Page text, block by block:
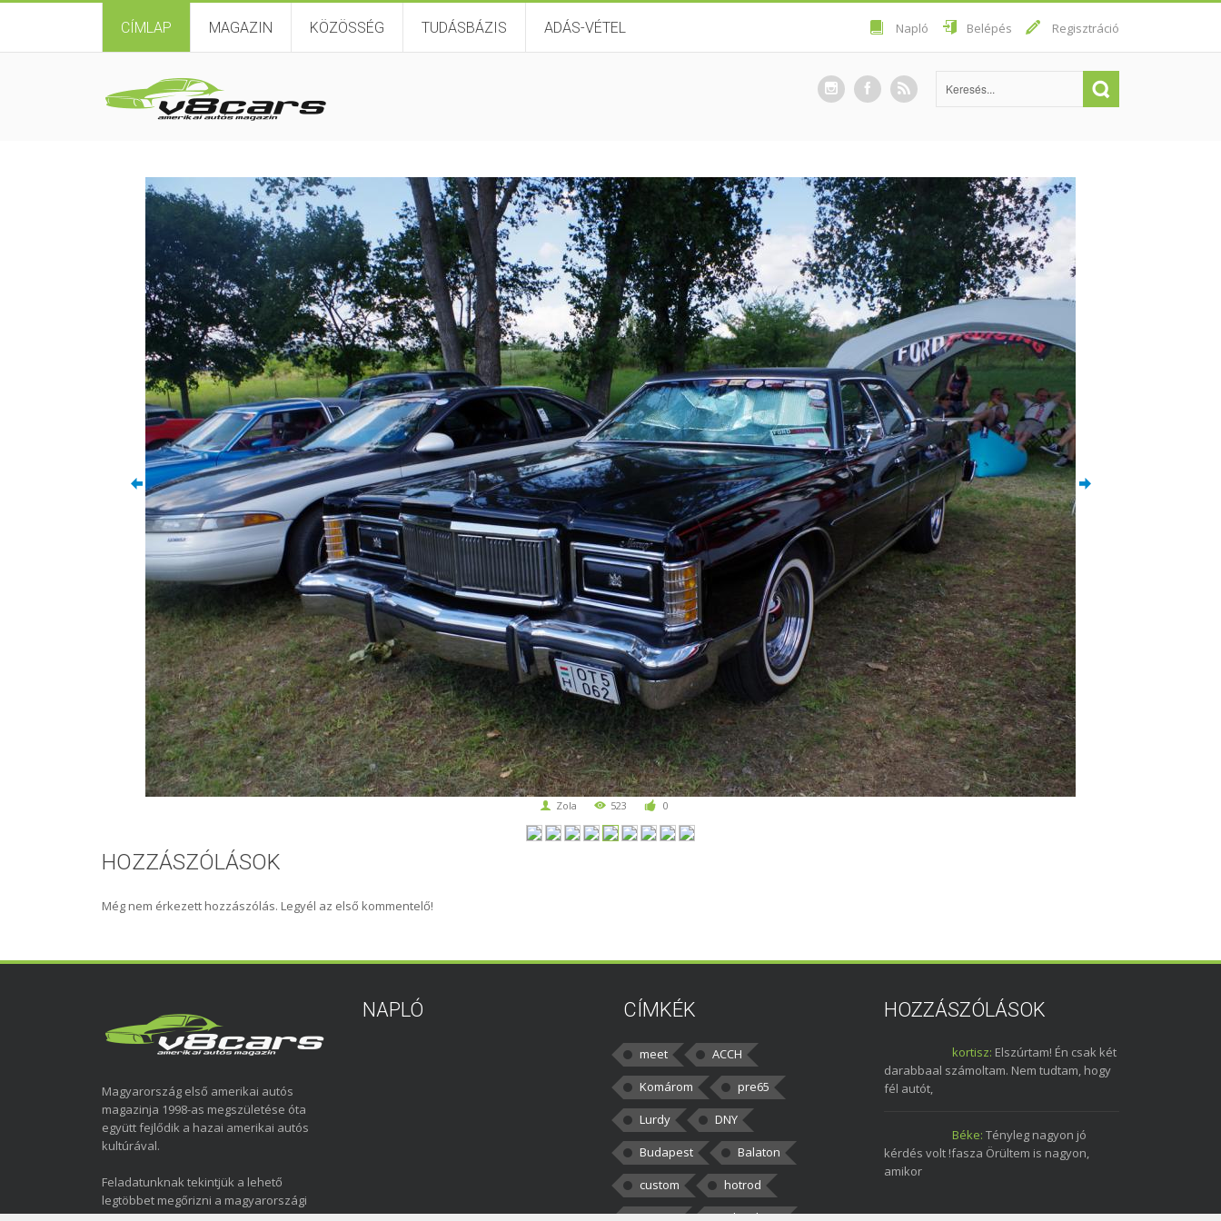
CÍMLAP MAGAZIN KÖZÖSSÉG TUDÁSBÁZIS ADÁS-VÉTEL Napló Belépés Regisztráció
Zola 523 0
HOZZÁSZÓLÁSOK
Még nem érkezett hozzászólás. Legyél az első kommentelő!
Magyarország első amerikai autós
magazinja 1998-as megszületése óta
együtt fejlődik a hazai amerikai autós
kultúrával.
Feladatunknak tekintjük a lehető
legtöbbet megőrizni a magyarországi
NAPLÓ CÍMKÉK
meet
ACCH
Komárom
pre65
Lurdy
DNY
Budapest
Balaton
custom
hotrod
v8cars
50brothers
HOZZÁSZÓLÁSOK
kortisz: Elszúrtam! Én csak két
darabbaal számoltam. Nem tudtam, hogy
fél autót,
Béke: Tényleg nagyon jó
kérdés volt !fasza Örültem is nagyon,
amikor